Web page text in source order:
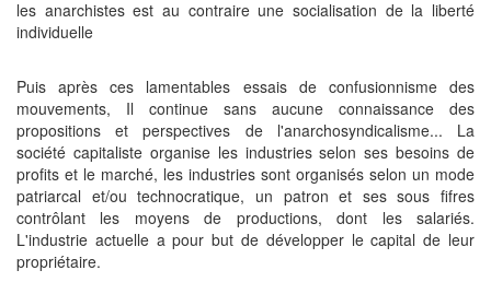
les anarchistes est au contraire une socialisation de la liberté
individuelle
Puis après ces lamentables essais de confusionnisme des
mouvements, Il continue sans aucune connaissance des
propositions et perspectives de l'anarchosyndicalisme... La
société capitaliste organise les industries selon ses besoins de
profits et le marché, les industries sont organisés selon un mode
patriarcal et/ou technocratique, un patron et ses sous fifres
contrôlant les moyens de productions, dont les salariés.
L'industrie actuelle a pour but de développer le capital de leur
propriétaire.